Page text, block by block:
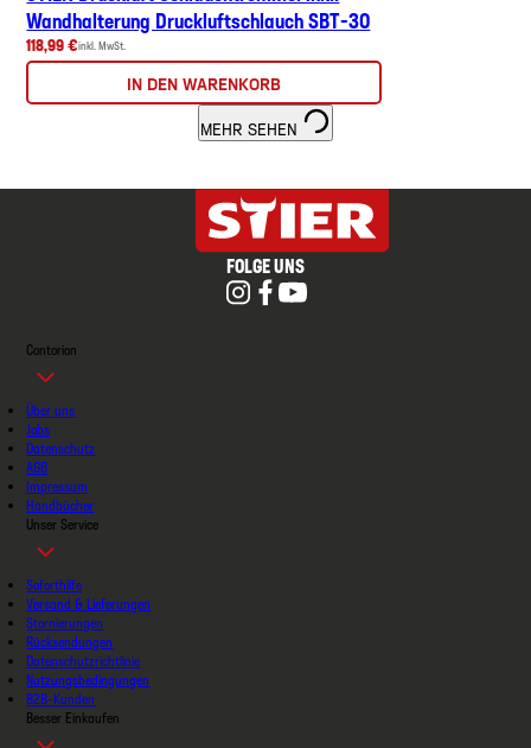
Wandhalterung Druckluftschlauch SBT-30
118,99 €inkl. MwSt.
IN DEN WARENKORB
MEHR SEHEN
FOLGE UNS
Contorion
Über uns
Jobs
Datenschutz
AGB
Impressum
Handbücher
Unser Service
Soforthilfe
Versand & Lieferungen
Stornierungen
Rücksendungen
Datenschutzrichtlinie
Nutzungsbedingungen
B2B-Kunden
Besser Einkaufen